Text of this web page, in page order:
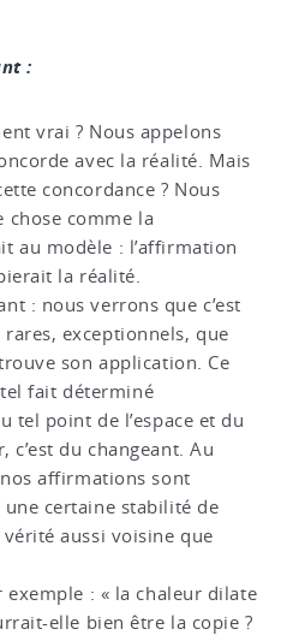
:
vrai ? Nous appelons
avec la réalité. Mais
concordance ? Nous
comme la
au modèle : l’affirmation
la réalité.
: nous verrons que c’est
exceptionnels, que
son application. Ce
fait déterminé
tel point de l’espace et du
c’est du changeant. Au
affirmations sont
certaine stabilité de
aussi voisine que
exemple : « la chaleur dilate
elle bien être la copie ?